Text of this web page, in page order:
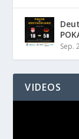
Sep.
VIDEOS